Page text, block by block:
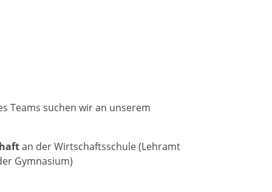
Teams suchen wir an unserem
an der Wirtschaftsschule (Lehramt
Gymnasium)